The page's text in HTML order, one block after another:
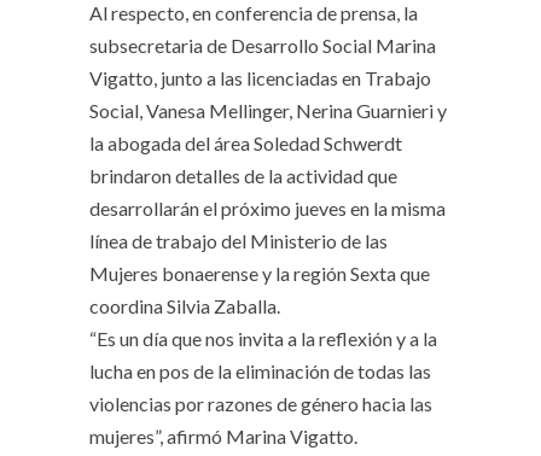
Al respecto, en conferencia de prensa, la
subsecretaria de Desarrollo Social Marina
Vigatto, junto a las licenciadas en Trabajo
Social, Vanesa Mellinger, Nerina Guarnieri y
la abogada del área Soledad Schwerdt
brindaron detalles de la actividad que
desarrollarán el próximo jueves en la misma
línea de trabajo del Ministerio de las
Mujeres bonaerense y la región Sexta que
coordina Silvia Zaballa.
“Es un día que nos invita a la reflexión y a la
lucha en pos de la eliminación de todas las
violencias por razones de género hacia las
mujeres”, afirmó Marina Vigatto.